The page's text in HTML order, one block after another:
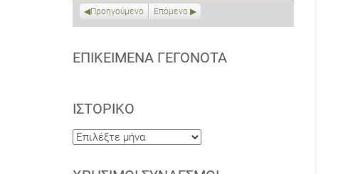
Προηγούμενο Επόμενο
ΕΠΙΚΕΊΜΕΝΑ ΓΕΓΟΝΌΤΑ
ΙΣΤΟΡΙΚΌ
Ιστορικό